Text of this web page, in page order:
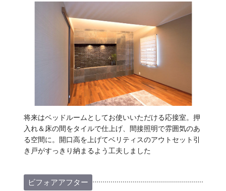
将来はベッドルームとしてお使いいただける応接室。押
入れ＆床の間をタイルで仕上げ、間接照明で雰囲気のあ
る空間に。開口高を上げてベリティスのアウトセット引
き戸がすっきり納まるよう工夫しました
ビフォアアフター